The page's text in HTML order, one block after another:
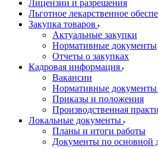
Лицензии и разрешения
Льготное лекарственное
Закупка товаров
Актуальные закупки
Нормативные документы
Отчеты о закупках
Кадровая информация
Вакансии
Нормативные
Приказы и положения
Производственная
Локальные документы
Планы и итоги работы
Документы по основной